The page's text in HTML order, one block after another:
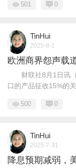
501 0
TinHui
2025-8-1
欧洲商界怨声载
财联社8月1日讯（
口的产品征收15%的
500 0
TinHui
2025-7-31
降息预期减弱，